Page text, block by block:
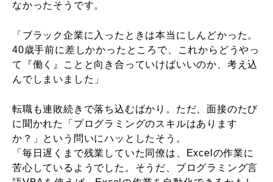
なかったそうです。
「ブラック企業に入ったときは本当にしんどかった。
40歳手前に差しかかったところで、これからどうやっ
て『働く』ことと向き合っていけばいいのか、考え込
んでしまいました」
転職も連敗続きで落ち込むばかり。ただ、面接のたび
に聞かれた「プログラミングのスキルはあります
か？」という問いにハッとしたそう。
「毎日遅くまで残業していた同僚は、Excelの作業に
苦心しているようでした。そうだ、プログラミング言